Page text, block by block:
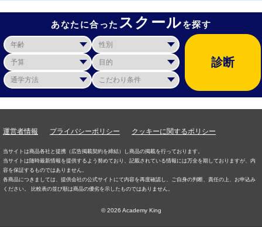
あなたに合った スクールを探す
運営者情報 プライバシーポリシー クッキーに関するポリシー
当サイトは商品各社と提携（広告掲載契約を締結）し商品の掲載を行っております。
当サイトは随時最新情報を提供するよう努めており、記載されている情報には万全を期しておりますが、内
容を保証するものではありません。
各商品につきましては、提供会社の公式サイトにて内容を再度確認し、ご自身の判断、責任の上、お申込み
ください。 比較表の並び順は商品の優劣を示したものではありません。
© 2026 Academy King